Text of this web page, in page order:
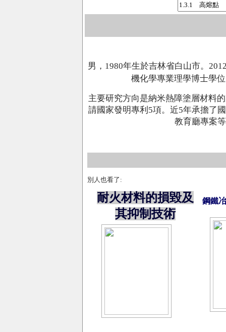
男，1980年生於吉林省白山市。
機化學專業理學博士學
主要研究方向是納米熱障塗層材料
請國家發明專利5項。近5年承擔了
教育廳專案
別人也看了:
耐火材料的損毀及
其抑制技術
鋼鐵